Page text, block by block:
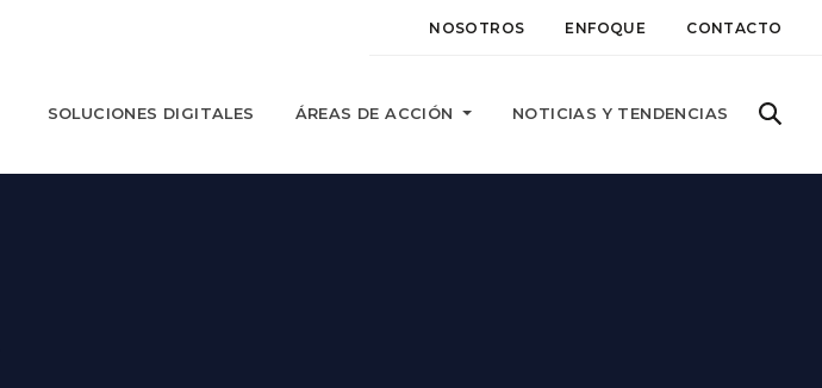
NOSOTROS ENFOQUE CONTACTO
SOLUCIONES DIGITALES ÁREAS DE ACCIÓN NOTICIAS Y TENDENCIAS